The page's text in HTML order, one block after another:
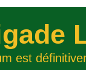
est